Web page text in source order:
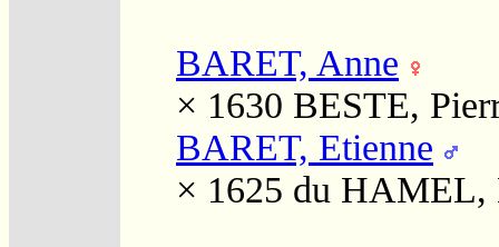
BARET, Anne
× 1630 BESTE,
BARET, Etienne
× 1625 du HAMEL,